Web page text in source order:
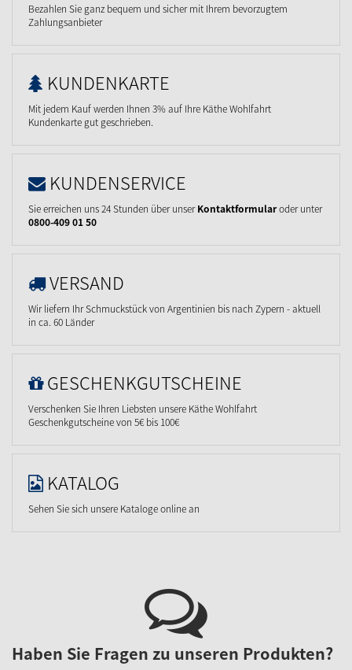
Bezahlen Sie ganz bequem und sicher mit Ihrem bevorzugtem
Zahlungsanbieter
KUNDENKARTE
Mit jedem Kauf werden Ihnen 3% auf Ihre Käthe Wohlfahrt
Kundenkarte gut geschrieben.
KUNDENSERVICE
Sie erreichen uns 24 Stunden über unserKontaktformularoder unter
0800-409 01 50
VERSAND
Wir liefern Ihr Schmuckstück von Argentinien bis nach Zypern - aktuell
in ca. 60 Länder
GESCHENKGUTSCHEINE
Verschenken Sie Ihren Liebsten unsere Käthe Wohlfahrt
Geschenkgutscheine von 5€ bis 100€
KATALOG
Sehen Sie sich unsere Kataloge online an
Haben Sie Fragen zu unseren Produkten?